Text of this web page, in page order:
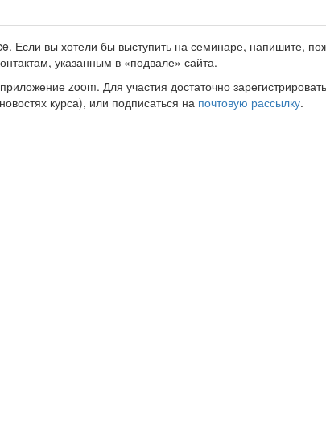
Если вы хотели бы выступить на семинаре, напишите,
указанным в
подвале сайта.
zoom. Для участия достаточно
курса), или подписаться на почтовую рассылку.